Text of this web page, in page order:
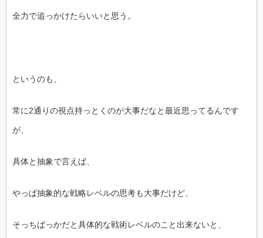
全力で追っかけたらいいと思う。
というのも、
常に2通りの視点持っとくのが大事だなと最近思ってるんです
が、
具体と抽象で言えば、
やっぱ抽象的な戦略レベルの思考も大事だけど、
そっちばっかだと具体的な戦術レベルのこと出来ないと、